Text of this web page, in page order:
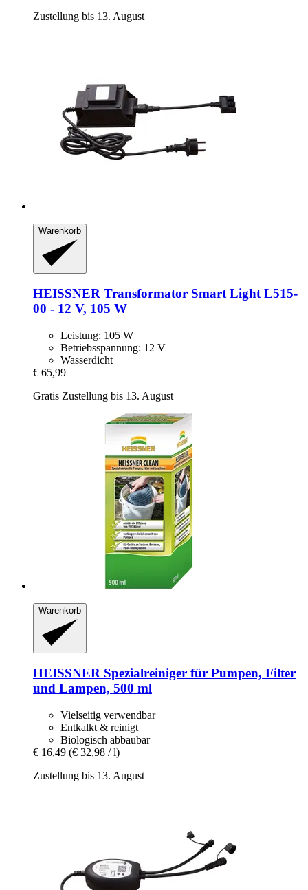
Zustellung bis 13. August
Warenkorb
HEISSNER Transformator Smart Light L515-​
00 -​ 12 V, 105 W
Leistung: 105 W
Betriebsspannung: 12 V
Wasserdicht
€ 65,99
Gratis Zustellung bis 13. August
Warenkorb
HEISSNER Spezialreiniger für Pumpen, Filter
und Lampen, 500 ml
Vielseitig verwendbar
Entkalkt & reinigt
Biologisch abbaubar
€ 16,49 (€ 32,98 / l)
Zustellung bis 13. August